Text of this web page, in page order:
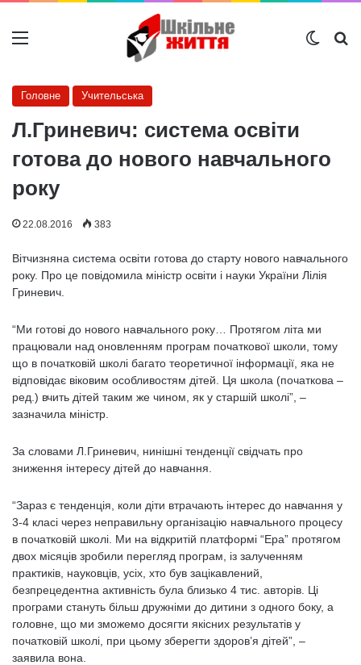
Меню
Головне Учительська
Л.Гриневич: система освіти
готова до нового навчального
року
22.08.2016 383
Вітчизняна система освіти готова до старту нового навчального
року. Про це повідомила міністр освіти і науки України Лілія
Гриневич.
“Ми готові до нового навчального року… Протягом літа ми
працювали над оновленням програм початкової школи, тому
що в початковій школі багато теоретичної інформації, яка не
відповідає віковим особливостям дітей. Ця школа (початкова –
ред.) вчить дітей таким же чином, як у старшій школі”, –
зазначила міністр.
За словами Л.Гриневич, нинішні тенденції свідчать про
зниження інтересу дітей до навчання.
“Зараз є тенденція, коли діти втрачають інтерес до навчання у
3-4 класі через неправильну організацію навчального процесу
в початковій школі. Ми на відкритій платформі “Ера” протягом
двох місяців зробили перегляд програм, із залученням
практиків, науковців, усіх, хто був зацікавлений,
безпрецедентна активність була близько 4 тис. авторів. Ці
програми стануть більш дружніми до дитини з одного боку, а
головне, що ми зможемо досягти якісних результатів у
початковій школі, при цьому зберегти здоров’я дітей”, –
заявила вона.